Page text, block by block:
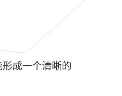
成一个清晰的